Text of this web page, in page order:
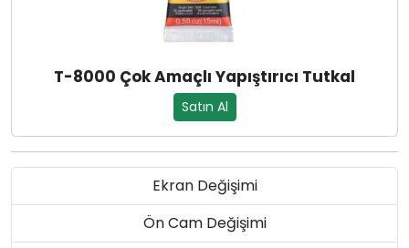
T-8000 Çok Amaçlı Yapıştırıcı Tutkal
Satın Al
Ekran Değişimi
Ön Cam Değişimi